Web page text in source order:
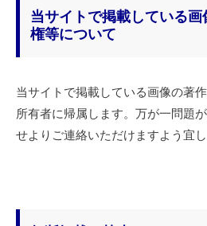
当サイトで掲載している
権等について
当サイトで掲載している画像の著
所有者に帰属します。万が一問題
せよりご連絡いただけますよう宜